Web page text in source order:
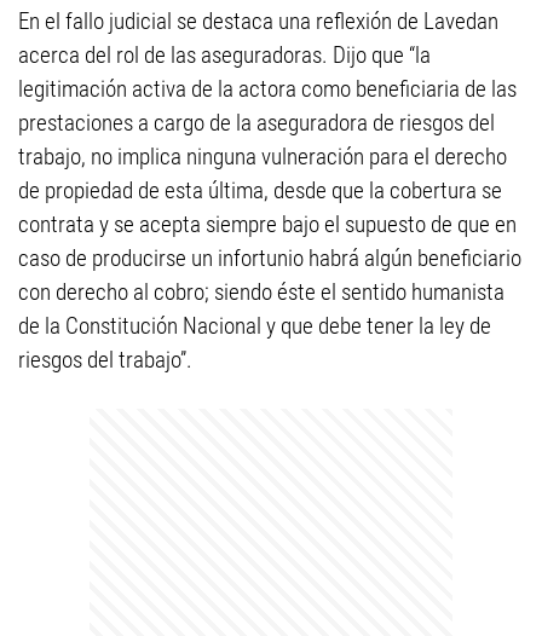
En el fallo judicial se destaca una reflexión de Lavedan
acerca del rol de las aseguradoras. Dijo que “la
legitimación activa de la actora como beneficiaria de las
prestaciones a cargo de la aseguradora de riesgos del
trabajo, no implica ninguna vulneración para el derecho
de propiedad de esta última, desde que la cobertura se
contrata y se acepta siempre bajo el supuesto de que en
caso de producirse un infortunio habrá algún beneficiario
con derecho al cobro; siendo éste el sentido humanista
de la Constitución Nacional y que debe tener la ley de
riesgos del trabajo”.